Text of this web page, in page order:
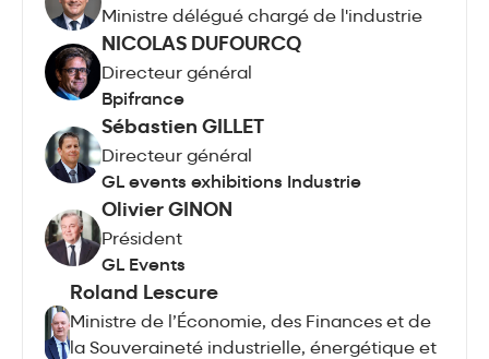
Ministre délégué chargé de l'industrie
NICOLAS DUFOURCQ
Directeur général
Bpifrance
Sébastien GILLET
Directeur général
GL events exhibitions Industrie
Olivier GINON
Président
GL Events
Roland Lescure
Ministre de l’Économie, des Finances et de
la Souveraineté industrielle, énergétique et